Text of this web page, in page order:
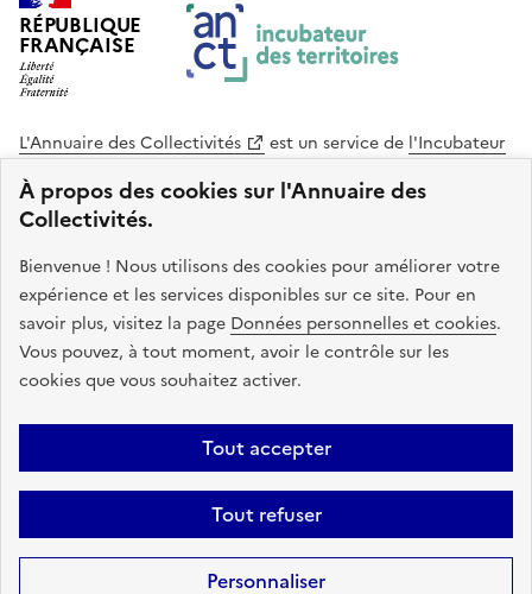
À propos des cookies sur l'Annuaire des
Collectivités.
Bienvenue ! Nous utilisons des cookies pour améliorer votre
expérience et les services disponibles sur ce site. Pour en
savoir plus, visitez la page Données personnelles et cookies.
Vous pouvez, à tout moment, avoir le contrôle sur les
cookies que vous souhaitez activer.
Tout accepter
Tout refuser
Personnaliser
RÉPUBLIQUE
FRANÇAISE
L'Annuaire des Collectivités est un service de l'Incubateur
des Territoires
Cohésion des Territoires
. Le code source de ce site web
est disponible en licence libre. Le design de ce site est conçu
avec le système de design de l’État.
legifrance.gouv.fr
info.gouv.fr
service-public.gouv.fr
data.gouv.fr
Plan du site Accessibilite : non conforme
Mentions légales
Politique de confidentialité
Gestion des cookies FAQ
Kit de
Statistiques Code source
Sauf mention contraire, tous les contenus de ce site sont sous